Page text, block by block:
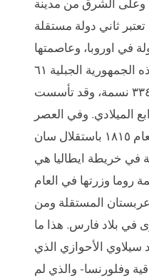
وعلى الشرق من مدينة
ثاني دولة مستقلة
في اوروبا، وعاصمتها
ايضا تسمى سان مارينو. مساحة هذه الجمهورية الجبلية ٦١
كيلومتر مربع وعدد سكانها ٣٣٤٠٠ نسمة، وقد تأسست
الميلادي. وفي العصر
الحديث، اعترف مؤتمر فيينا في العام ١٨١٥ باستقلال سان
في خريطة ايطاليا هي
روما وزرتها في العام
عربستان المستقلة ومن
في بلاد فارس. هذا ما
سيلاوي الأحوازي الذي
وفلورنسا- والذي لم